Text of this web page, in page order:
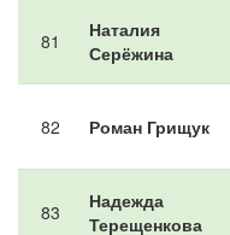
81
Наталия
Серёжина
82 Роман Грищук
83
Надежда
Терещенкова